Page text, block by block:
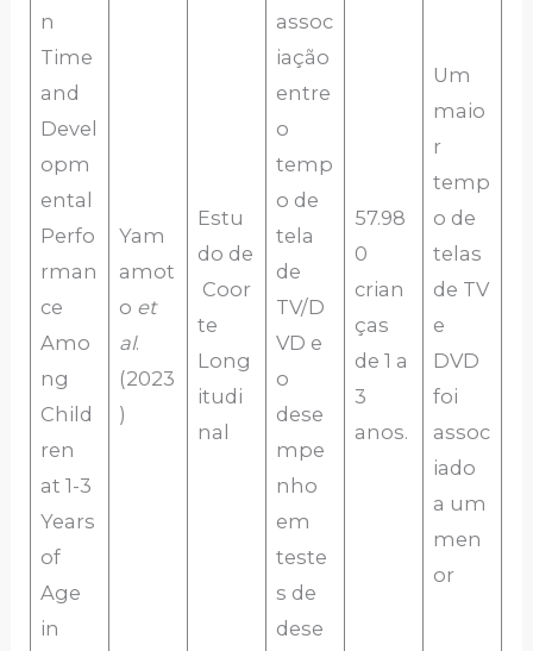
n
Time
and
Devel
opm
ental
Perfo
rman
ce
Amo
ng
Child
ren
at 1-3
Years
of
Age
in
Yam
amot
o et
al.
(2023
)
Estu
do de
Coor
te
Long
itudi
nal
assoc
iação
entre
o
temp
o de
tela
de
TV/D
VD e
o
dese
mpe
nho
em
teste
s de
dese
57.98
0
crian
ças
de 1 a
3
anos.
Um
maio
r
temp
o de
telas
de TV
e
DVD
foi
assoc
iado
a um
men
or